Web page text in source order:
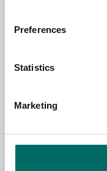
Preferences
Statistics
Marketing
MESSAGE (written in english)
Send message